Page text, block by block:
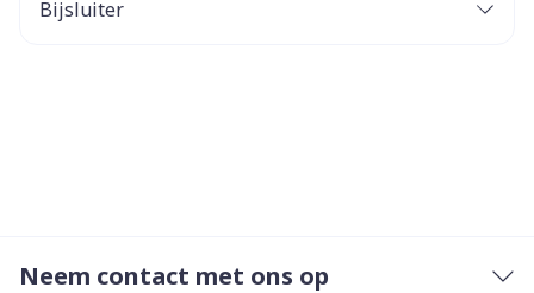
Bijsluiter
Neem contact met ons op